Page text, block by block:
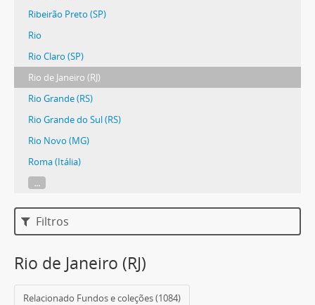
Ribeirão Preto (SP)
Rio
Rio Claro (SP)
Rio de Janeiro (RJ)
Rio Grande (RS)
Rio Grande do Sul (RS)
Rio Novo (MG)
Roma (Itália)
...
Filtros
Rio de Janeiro (RJ)
Relacionado Fundos e coleções (1084)